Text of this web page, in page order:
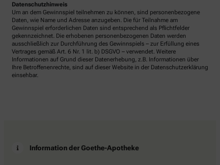
Datenschutzhinweis
Um an dem Gewinnspiel teilnehmen zu können, sind personenbezogene
Daten, wie Name und Adresse anzugeben. Die für Teilnahme am
Gewinnspiel erforderlichen Daten sind entsprechend als Pflichtfelder
gekennzeichnet. Die erhobenen personenbezogenen Daten werden
ausschließlich zur Durchführung des Gewinnspiels – zur Erfüllung eines
Vertrages gemäß Art. 6 Nr. 1 lit. b) DSGVO – verwendet. Weitere
Informationen auf Grund dieser Datenerhebung, z.B. Informationen über
Ihre Betroffenenrechte, sind auf dieser Website in der Datenschutzerklärung
einsehbar.
Information der Goethe-Apotheke